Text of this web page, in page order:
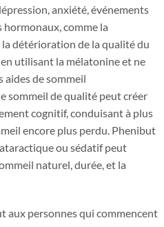
anxiété, événements
hormonaux, comme la
détérioration de la qualité du
utilisant la mélatonine et ne
aides de sommeil
sommeil de qualité peut créer
cognitif, conduisant à plus
encore plus perdu. Phenibut
ou sédatif peut
naturel, durée, et la
aux personnes qui commencent